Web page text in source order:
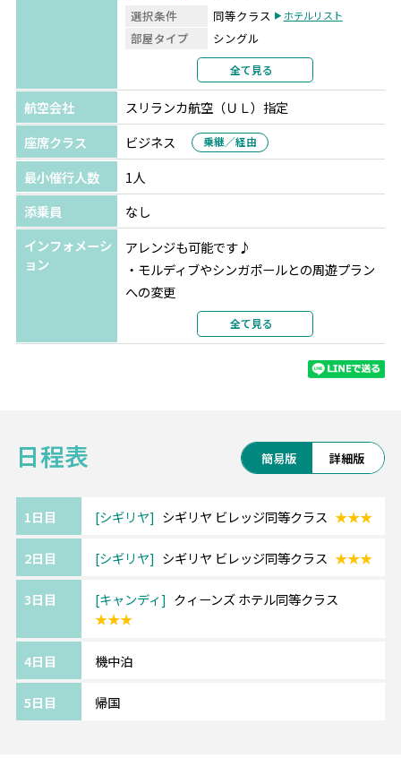
選択条件 同等クラス ホテルリスト
部屋タイプ
シングル
1名1室利用
部屋カテゴリ
指定なし
キャンディ クィーンズ ホテル
選択条件 同等クラス
部屋タイプ
シングル
利用形態
部屋カテゴリ
全て見る
航空会社
スリランカ航空（ＵＬ）指定
座席クラス
ビジネス 乗継／経由
最小催行人数
1人
添乗員
なし
インフォメーシ
ョン
アレンジも可能です♪
・モルディブやシンガポールとの周遊プラン
への変更
・シンガポール航空やキャセイパシフィック
航空など、他の航空会社への変更
全て見る
日程表 簡易版 詳細版
1日目 シギリヤ シギリヤ ビレッジ同等クラス ★★★
2日目 シギリヤ シギリヤ ビレッジ同等クラス ★★★
3日目 キャンディ
クィーンズ ホテル同等クラス
★★★
4日目 機中泊
5日目 帰国